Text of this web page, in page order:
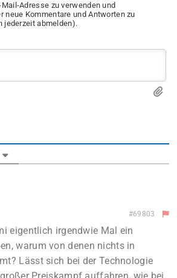
Adresse zu verwenden und
neue Kommentare und Antworten zu
jederzeit abmelden).
#69803
eigentlich irgendwie Mal ein
warum von denen nichts in
Lässt sich bei der Technologie